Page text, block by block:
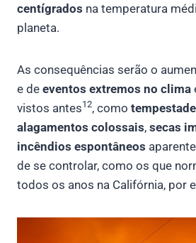
centígrados na temperatura
planeta.
As consequências serão o
e de eventos extremos no clima
vistos antes12, como
alagamentos colossais, secas
incêndios espontâneos
de se controlar, como os que
todos os anos na Califórnia, por